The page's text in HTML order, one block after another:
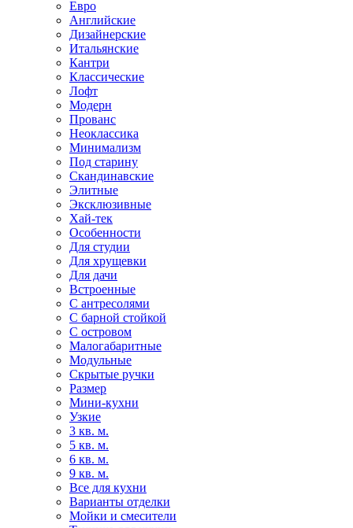
Евро
Английские
Дизайнерские
Итальянские
Кантри
Классические
Лофт
Модерн
Прованс
Неоклассика
Минимализм
Под старину
Скандинавские
Элитные
Эксклюзивные
Хай-тек
Особенности
Для студии
Для хрущевки
Для дачи
Встроенные
С антресолями
С барной стойкой
С островом
Малогабаритные
Модульные
Скрытые ручки
Размер
Мини-кухни
Узкие
3 кв. м.
5 кв. м.
6 кв. м.
9 кв. м.
Все для кухни
Варианты отделки
Мойки и смесители